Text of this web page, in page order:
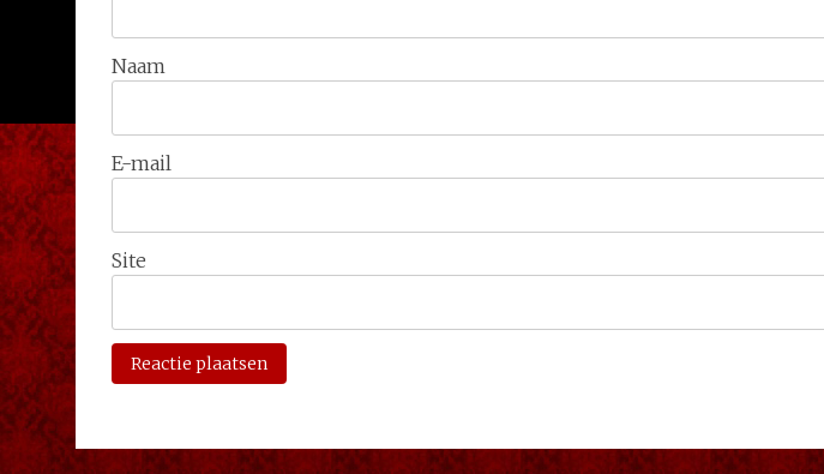
Naam
E-mail
Site